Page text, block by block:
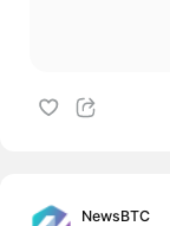
NewsBTC